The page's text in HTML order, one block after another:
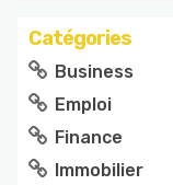
Catégories
Business
Emploi
Finance
Immobilier